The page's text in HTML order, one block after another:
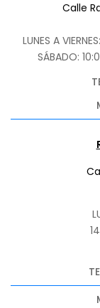
Calle
LUNES A
SÁBADO: